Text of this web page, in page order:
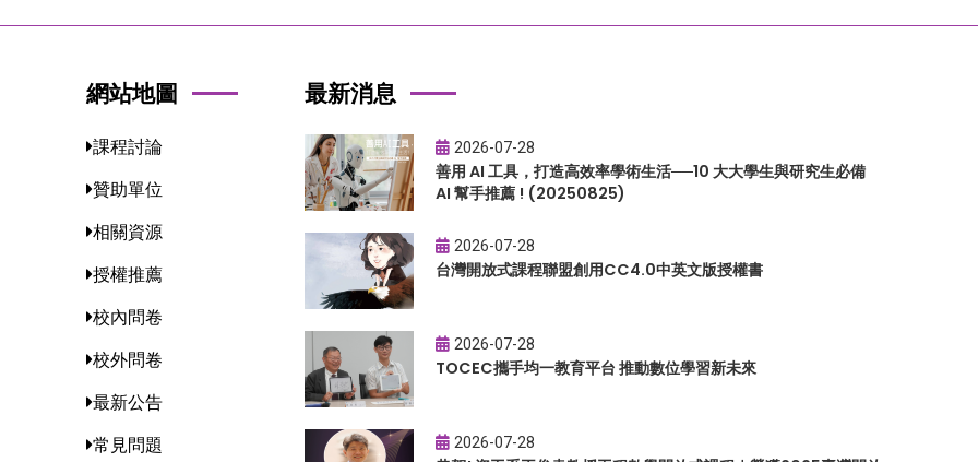
網站地圖
課程討論
贊助單位
相關資源
授權推薦
校內問卷
校外問卷
最新公告
常見問題
最新消息
2026-07-28
善用 AI 工具，打造高效率學術生活──10 大大學生與研究生必備
AI 幫手推薦 ! (20250825)
2026-07-28
台灣開放式課程聯盟創用CC4.0中英文版授權書
2026-07-28
TOCEC攜手均一教育平台 推動數位學習新未來
2026-07-28